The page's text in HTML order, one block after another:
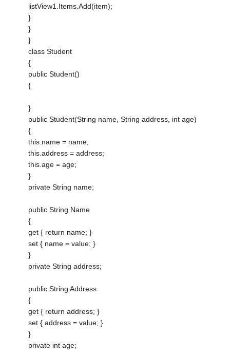
listView1.Items.Add(item);
}
}
}
class Student
{
public Student()
{
}
public Student(String name, String address, int age)
{
this.name = name;
this.address = address;
this.age = age;
}
private String name;
public String Name
{
get { return name; }
set { name = value; }
}
private String address;
public String Address
{
get { return address; }
set { address = value; }
}
private int age;